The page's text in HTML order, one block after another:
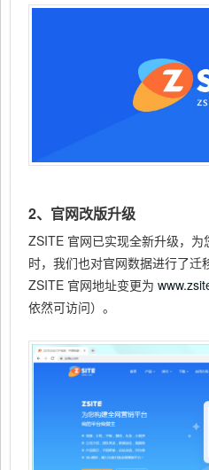
2、官网改版升级
ZSITE 官网已实现全新升级，
时，我们也对官网数据进行了迁
ZSITE 官网地址变更为
依然可访问）。